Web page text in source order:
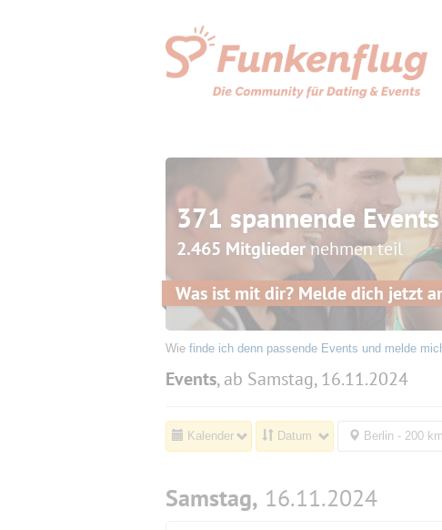
371 spannende Events
2.465 Mitgliedernehmen teil
Was ist mit dir? Melde dich jetzt
Wie finde ich denn passende Events und melde
Events, ab Samstag, 16.11.2024
Kalender Datum Berlin - 200 km
Samstag, 16.11.2024